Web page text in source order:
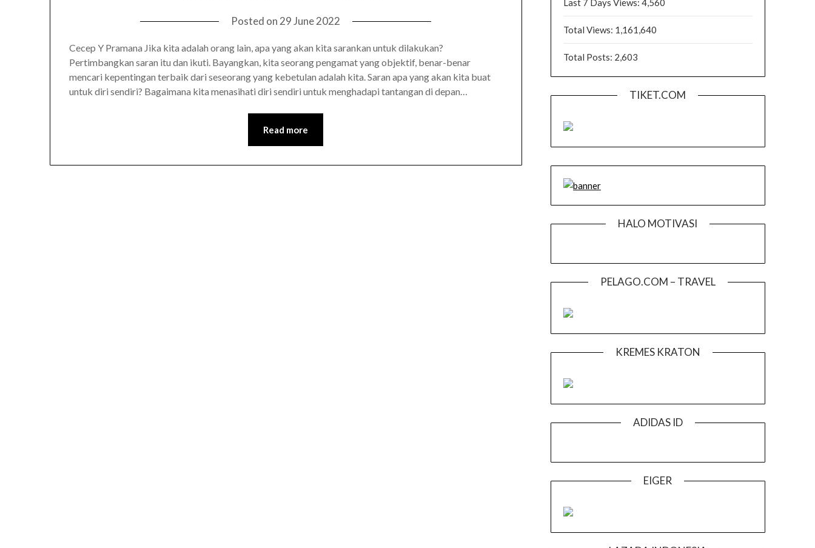
Posted on 29 June 2022
Cecep Y Pramana Jika kita adalah orang lain, apa yang akan kita sarankan untuk dilakukan?
Pertimbangkan saran itu dan ikuti. Bayangkan, kita seorang pengamat yang objektif, benar-benar
mencari kepentingan terbaik dari seseorang yang kebetulan adalah kita. Saran apa yang akan kita buat
untuk diri sendiri? Bagaimana kita menasihati diri sendiri untuk menghadapi tantangan di depan…
Read more
Last 7 Days Views: 4,560
Total Views: 1,161,640
Total Posts: 2,603
TIKET.COM
HALO MOTIVASI
PELAGO.COM – TRAVEL
KREMES KRATON
ADIDAS ID
EIGER